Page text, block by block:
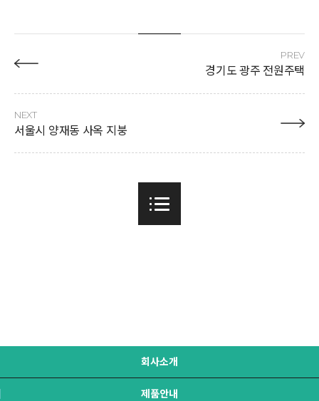
PREV
경기도 광주 전원주택
NEXT
서울시 양재동 사옥 지붕
회사소개
제품안내